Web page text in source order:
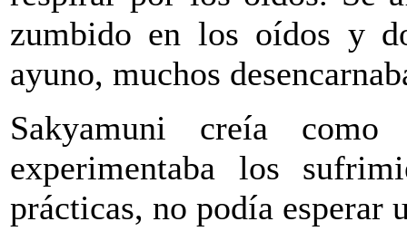
zumbido en los oídos y
ayuno, muchos
Sakyamuni creía
experimentaba los
prácticas, no podía esperar